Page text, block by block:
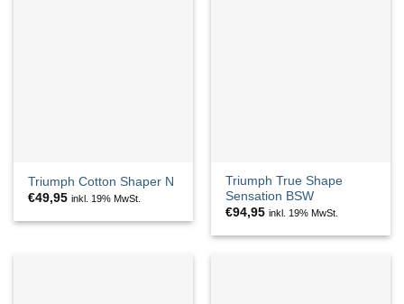
Triumph Cotton Shaper N
€49,95 inkl. 19% MwSt.
Triumph True Shape
Sensation BSW
€94,95 inkl. 19% MwSt.